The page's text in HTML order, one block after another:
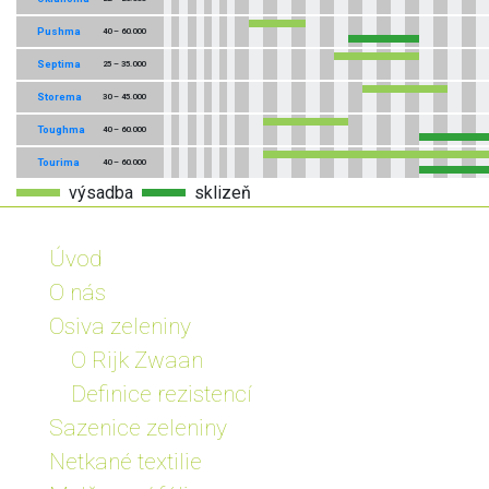
Úvod
O nás
Osiva zeleniny
O Rijk Zwaan
Definice rezistencí
Sazenice zeleniny
Netkané textilie
Pushma 40 – 60.000
Septima 25 – 35.000
Storema 30 – 45.000
Toughma 40 – 60.000
Tourima 40 – 60.000
výsadba sklizeň